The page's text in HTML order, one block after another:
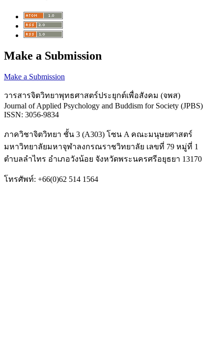
Make a Submission
Make a Submission
วารสารจิตวิทยาพุทธศาสตร์ประยุกต์เพื่อสังคม (จพส)
Journal of Applied Psychology and Buddism for Society (JPBS)
ISSN: 3056-9834
ภาควิชาจิตวิทยา ชั้น 3 (A303) โซน A คณะมนุษยศาสตร์
มหาวิทยาลัยมหาจุฬาลงกรณราชวิทยาลัย เลขที่ 79 หมู่ที่ 1
ตำบลลำไทร อำเภอวังน้อย จังหวัดพระนครศรีอยุธยา 13170
โทรศัพท์: +66(0)62 514 1564